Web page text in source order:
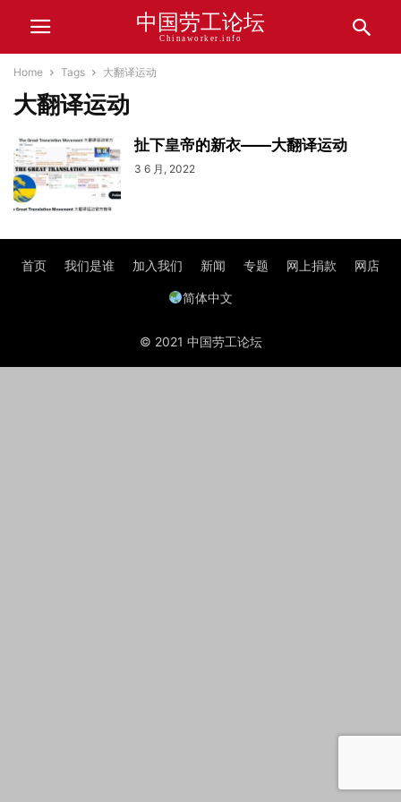
中国劳工论坛
Chinaworker.info
Home Tags 大翻译运动
大翻译运动
扯下皇帝的新衣——大翻译运动
3 6 月, 2022
首页 我们是谁 加入我们 新闻 专题 网上捐款 网店
简体中文
© 2021 中国劳工论坛